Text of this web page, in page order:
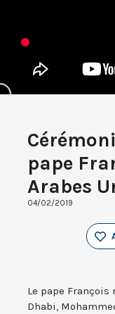
pape
Arabes
04/02/2019
Le pape
Dhabi,